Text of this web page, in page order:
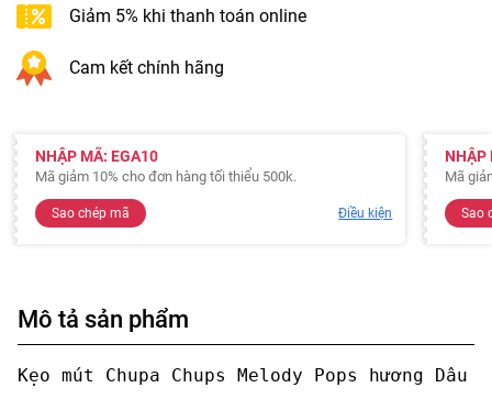
Giảm 5% khi thanh toán online
Cam kết chính hãng
NHẬP MÃ: EGA10
Mã giảm 10% cho đơn hàng tối thiểu 500k.
Sao chép mã Điều kiện
NHẬP
Mã
Sao
Mô tả sản phẩm
Kẹo mút Chupa Chups Melody Pops hương